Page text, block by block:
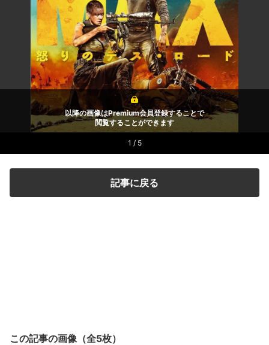
以降の画像はPremium会員登録することで
閲覧することができます
1 / 5
記事に戻る
この記事の画像（全5枚）